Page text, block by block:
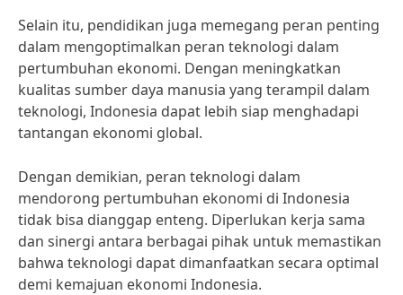
Selain itu, pendidikan juga memegang peran penting
dalam mengoptimalkan peran teknologi dalam
pertumbuhan ekonomi. Dengan meningkatkan
kualitas sumber daya manusia yang terampil dalam
teknologi, Indonesia dapat lebih siap menghadapi
tantangan ekonomi global.
Dengan demikian, peran teknologi dalam
mendorong pertumbuhan ekonomi di Indonesia
tidak bisa dianggap enteng. Diperlukan kerja sama
dan sinergi antara berbagai pihak untuk memastikan
bahwa teknologi dapat dimanfaatkan secara optimal
demi kemajuan ekonomi Indonesia.